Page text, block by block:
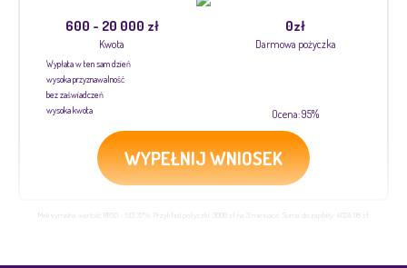
600 - 20 000 zł
Kwota
0zł
Darmowa pożyczka
Wypłata w ten sam dzień
wysoka przyznawalność
bez zaświadczeń
wysoka kwota
Ocena: 95%
WYPEŁNIJ WNIOSEK
Maksymalna wartość RRSO - 513,37%. Przykład pożyczki: 3000 zł na 3 miesiące. Suma do zapłaty: 4024,98 zł